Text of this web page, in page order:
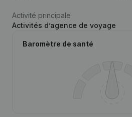
Activité principale
Activités d’agence de voyage
Baromètre de santé